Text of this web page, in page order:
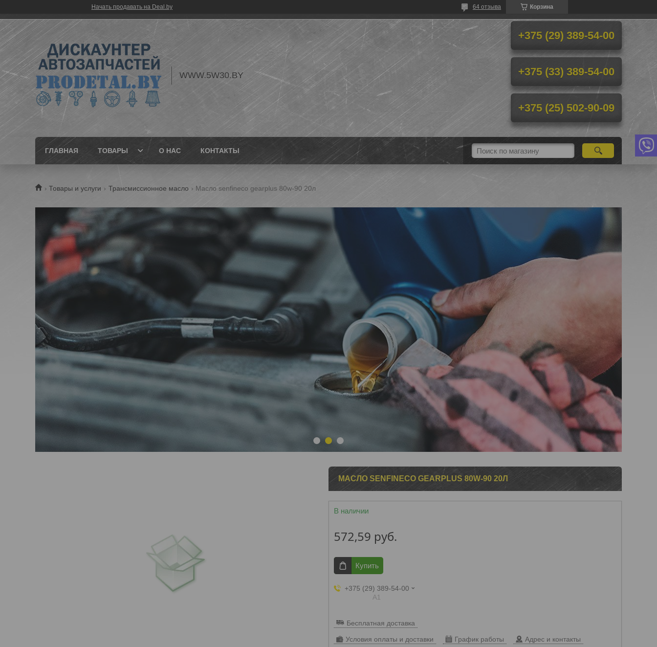
Начать продавать на Deal.by Корзина
64 отзыва
WWW.5W30.BY
+375 (29) 389-54-00
+375 (33) 389-54-00
+375 (25) 502-90-09
ГЛАВНАЯ ТОВАРЫ О НАС КОНТАКТЫ
Товары и услуги Трансмиссионное масло Масло senfineco gearplus 80w-90 20л
МАСЛО SENFINECO GEARPLUS 80W-90 20Л
В наличии
572,59 руб.
Купить
+375 (29) 389-54-00
А1
Бесплатная доставка
Условия оплаты и доставки График работы Адрес и контакты